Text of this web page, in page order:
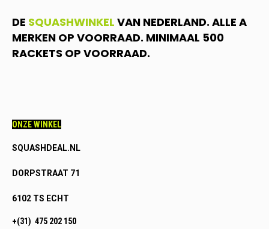
DE SQUASHWINKEL VAN NEDERLAND. ALLE A
MERKEN OP VOORRAAD. MINIMAAL 500
RACKETS OP VOORRAAD.
ONZE WINKEL
SQUASHDEAL.NL
DORPSTRAAT 71
6102 TS ECHT
+(31) 475 202 150